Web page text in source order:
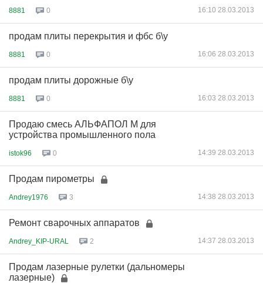
8881 0 16:10 28.03.2013
продам плиты перекрытия и фбс б\у
8881 0 16:06 28.03.2013
продам плиты дорожные б\у
8881 0 16:03 28.03.2013
Продаю смесь АЛЬФАПОЛ М для
устройства промышленного пола
istok96 0 14:39 28.03.2013
Продам пирометры
Andrey1976 3 14:38 28.03.2013
Ремонт сварочных аппаратов
Andrey_KIP-URAL 2 14:37 28.03.2013
Продам лазерные рулетки (дальномеры
лазерные)